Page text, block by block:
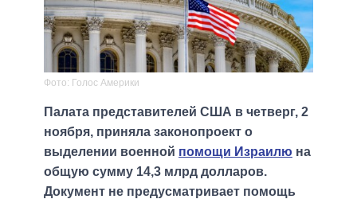
Фото: Голос Америки
Палата представителей США в четверг, 2
ноября, приняла законопроект о
выделении военной помощи Израилю на
общую сумму 14,3 млрд долларов.
Документ не предусматривает помощь